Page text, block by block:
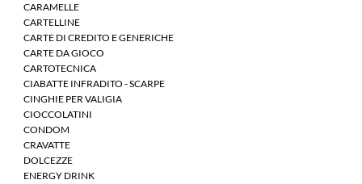
CARAMELLE
CARTELLINE
CARTE DI CREDITO E GENERICHE
CARTE DA GIOCO
CARTOTECNICA
CIABATTE INFRADITO - SCARPE
CINGHIE PER VALIGIA
CIOCCOLATINI
CONDOM
CRAVATTE
DOLCEZZE
ENERGY DRINK